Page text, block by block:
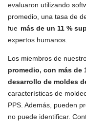
evaluaron utilizando
promedio, una tasa de
fue más de un 11 %
expertos humanos.
Los miembros de
promedio, con más de
desarrollo de moldes
características de
PPS. Además, pueden
no puede identificar.